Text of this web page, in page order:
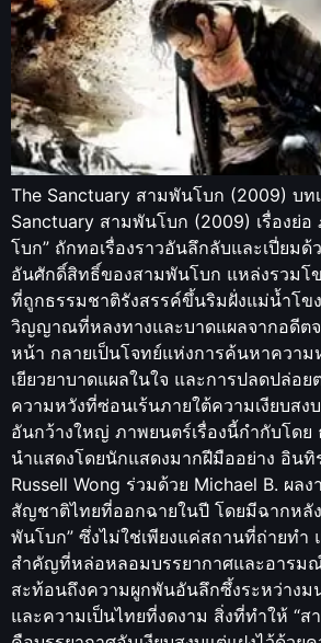
The Sanctuary สามพันโบก (2009) บท
Sanctuary สามพันโบก (2009) เรื่องย่
โบก” ถักทอเรื่องราวอันลึกลับและเปี่ยม
อันศักดิ์สิทธิ์ของสามพันโบก แหล่งรวมโ
ที่ถูกธรรมชาติรังสรรค์ขึ้นริมฝั่งแม่น้ำโ
วิญญาณที่หลงทางและบาดแผลจากอดีต
หน้า กลายเป็นโจทย์แห่งการค้นหาควา
เยียวยาบาดแผลในใจ และการปลดปล่อย
ความหวังที่ซ่อนเร้นภายใต้ความเงียบส
อันกว้างใหญ่ ภาพยนตร์เรื่องนี้กำกับโด
นำแสดงโดยนักแสดงมากฝีมืออย่าง อินทิ
Russell Wong ร่วมด้วย Michael B. ผล
สัญชาติไทยที่ออกฉายในปี โดยมีฉากหลั
พันโบก” ซึ่งไม่ใช่เพียงแค่สถานที่ถ่ายทำ
สำคัญที่หล่อหลอมบรรยากาศและอารมณ์
สะท้อนถึงความผูกพันอันลึกซึ้งระหว่าง
และความเป็นไทยที่งดงาม สิ่งที่ทำให้ “ส